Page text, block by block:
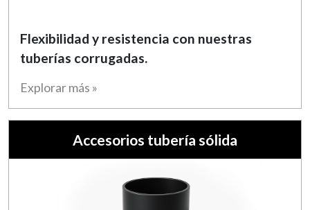
Flexibilidad y resistencia con nuestras
tuberías corrugadas.
Explorar más »
Accesorios tubería sólida